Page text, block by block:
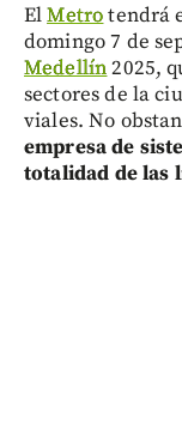
ElMetrotendrá
domingo 7 de
Medellín2025,
sectores de la
viales. No
empresa de
totalidad de las